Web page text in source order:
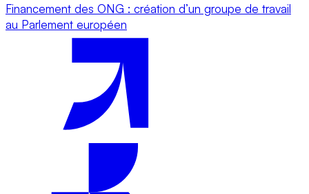
Financement des ONG : création d’un groupe de travail
au Parlement européen